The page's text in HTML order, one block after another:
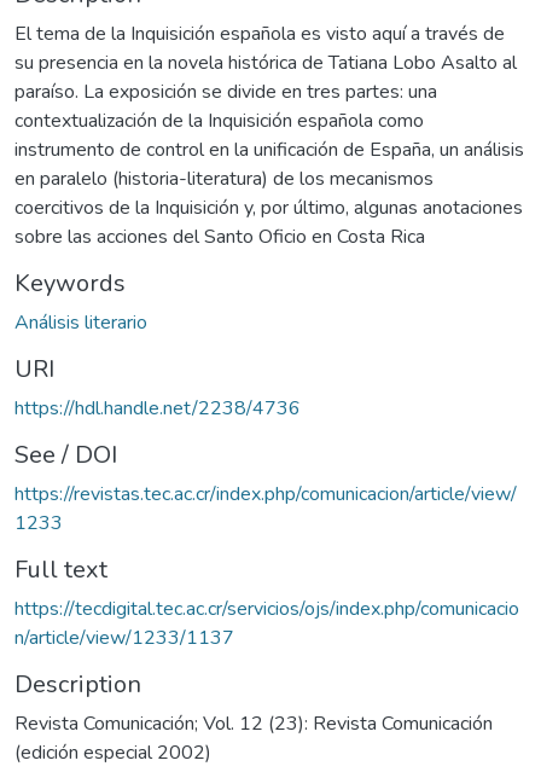
El tema de la Inquisición española es visto aquí a través de
su presencia en la novela histórica de Tatiana Lobo Asalto al
paraíso. La exposición se divide en tres partes: una
contextualización de la Inquisición española como
instrumento de control en la unificación de España, un análisis
en paralelo (historia-literatura) de los mecanismos
coercitivos de la Inquisición y, por último, algunas anotaciones
sobre las acciones del Santo Oficio en Costa Rica
Keywords
Análisis literario
URI
https://hdl.handle.net/2238/4736
See / DOI
https://revistas.tec.ac.cr/index.php/comunicacion/article/view/
1233
Full text
https://tecdigital.tec.ac.cr/servicios/ojs/index.php/comunicacio
n/article/view/1233/1137
Description
Revista Comunicación; Vol. 12 (23): Revista Comunicación
(edición especial 2002)